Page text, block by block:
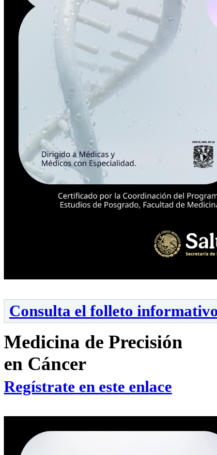
Consulta el folleto
Medicina de Precisión
en Cáncer
Regístrate en este enlace